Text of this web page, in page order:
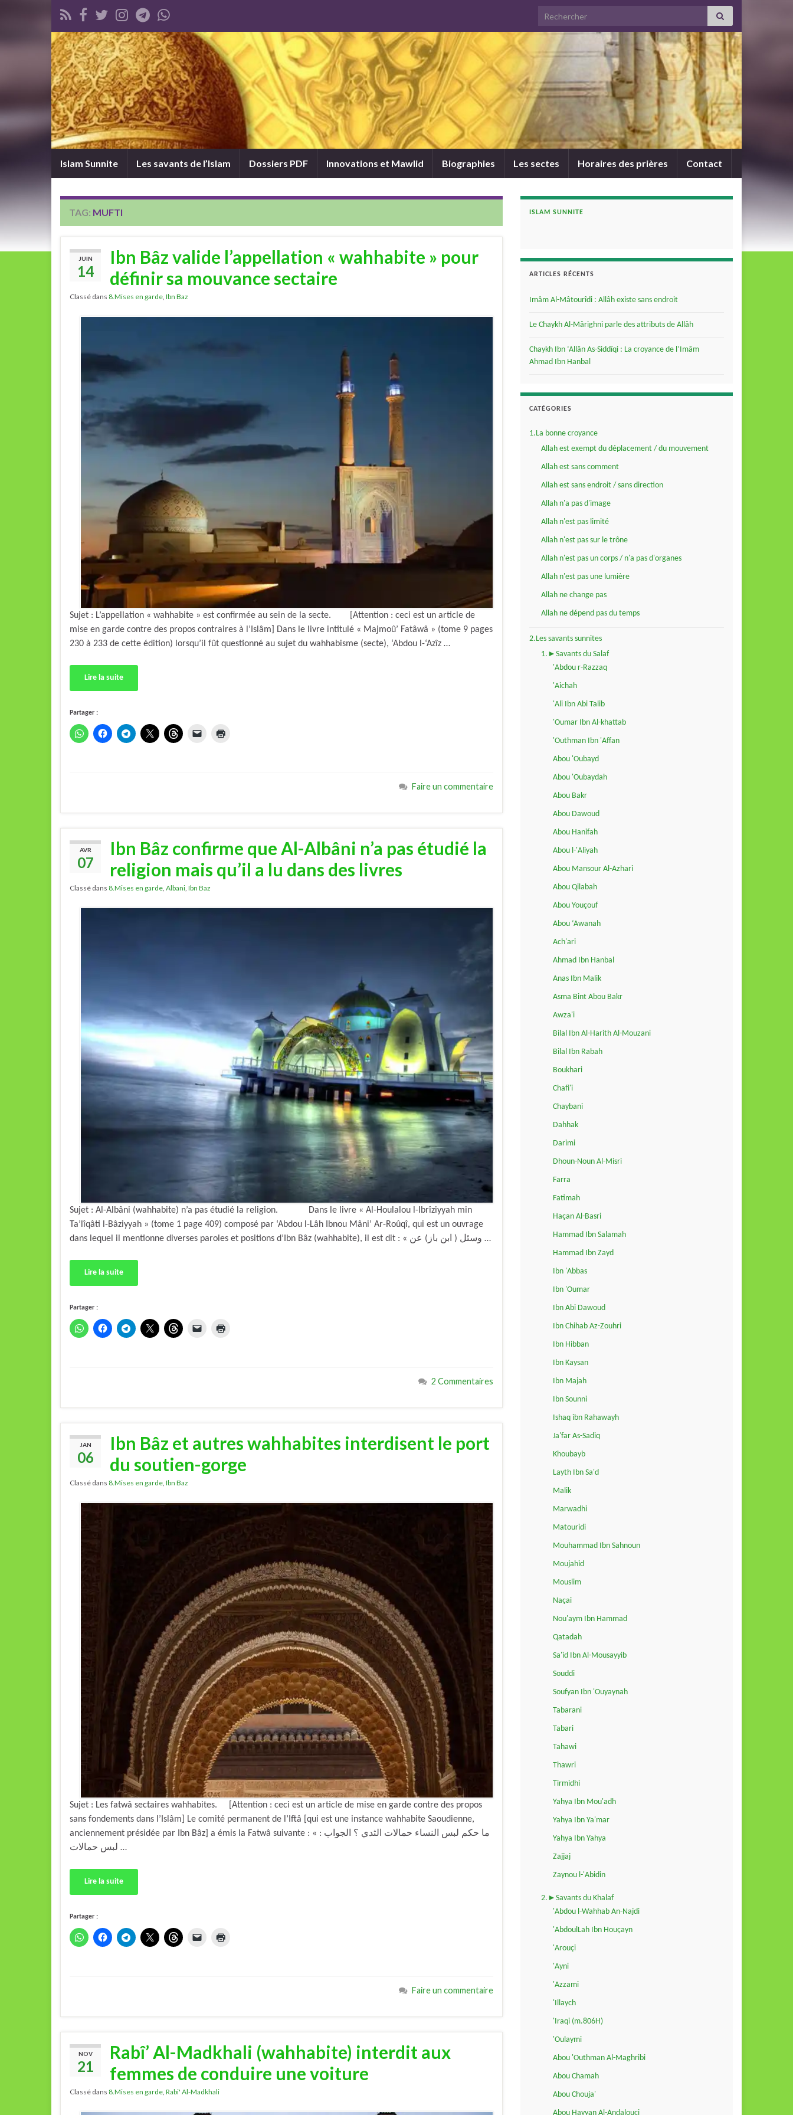
Search for:
Islam Sunnite Les savants de l’Islam Dossiers PDF Innovations et Mawlid Biographies Les sectes Horaires des prières Contact
TAG: MUFTI
JUIN
14
Ibn Bâz valide l’appellation « wahhabite » pour
définir sa mouvance sectaire
Classé dans 8.Mises en garde, Ibn Baz
Sujet : L’appellation « wahhabite » est confirmée au sein de la secte. [Attention : ceci est un article de
mise en garde contre des propos contraires à l’Islâm] Dans le livre intitulé « Majmoû’ Fatâwâ » (tome 9 pages
230 à 233 de cette édition) lorsqu’il fût questionné au sujet du wahhabisme (secte), ‘Abdou l-‘Azîz …
Lire la suite
Partager :
Faire un commentaire
AVR
07
Ibn Bâz confirme que Al-Albâni n’a pas étudié la
religion mais qu’il a lu dans des livres
Classé dans 8.Mises en garde, Albani, Ibn Baz
Sujet : Al-Albâni (wahhabite) n’a pas étudié la religion. Dans le livre « Al-Houlalou l-Ibrîziyyah min
Ta’lîqâti l-Bâziyyah » (tome 1 page 409) composé par ‘Abdou l-Lâh Ibnou Mâni’ Ar-Roûqî, qui est un ouvrage
dans lequel il mentionne diverses paroles et positions d’Ibn Bâz (wahhabite), il est dit : « وسئل ( ابن باز) عن …
Lire la suite
Partager :
2 Commentaires
JAN
06
Ibn Bâz et autres wahhabites interdisent le port
du soutien-gorge
Classé dans 8.Mises en garde, Ibn Baz
Sujet : Les fatwâ sectaires wahhabites. [Attention : ceci est un article de mise en garde contre des propos
sans fondements dans l’Islâm] Le comité permanent de l’Iftâ [qui est une instance wahhabite Saoudienne,
anciennement présidée par Ibn Bâz] a émis la Fatwâ suivante : « ما حكم لبس النساء حمالات الثدي ؟ الجواب :
لبس حمالات …
Lire la suite
Partager :
Faire un commentaire
NOV
21
Rabî’ Al-Madkhali (wahhabite) interdit aux
femmes de conduire une voiture
Classé dans 8.Mises en garde, Rabi' Al-Madkhali
ISLAM SUNNITE
ARTICLES RÉCENTS
Imâm Al-Mâtourîdi : Allâh existe sans endroit
Le Chaykh Al-Mârighni parle des attributs de Allâh
Chaykh Ibn ‘Allân As-Siddîqi : La croyance de l’Imâm
Ahmad Ibn Hanbal
CATÉGORIES
1.La bonne croyance
Allah est exempt du déplacement / du mouvement
Allah est sans comment
Allah est sans endroit / sans direction
Allah n'a pas d'image
Allah n'est pas limité
Allah n'est pas sur le trône
Allah n'est pas un corps / n'a pas d'organes
Allah n'est pas une lumière
Allah ne change pas
Allah ne dépend pas du temps
2.Les savants sunnites
1.►Savants du Salaf
'Abdou r-Razzaq
'Aichah
'Ali Ibn Abi Talib
'Oumar Ibn Al-khattab
'Outhman Ibn 'Affan
Abou 'Oubayd
Abou 'Oubaydah
Abou Bakr
Abou Dawoud
Abou Hanifah
Abou l-'Aliyah
Abou Mansour Al-Azhari
Abou Qilabah
Abou Youçouf
Abou ‘Awanah
Ach'ari
Ahmad Ibn Hanbal
Anas Ibn Malik
Asma Bint Abou Bakr
Awza'i
Bilal Ibn Al-Harith Al-Mouzani
Bilal Ibn Rabah
Boukhari
Chafi'i
Chaybani
Dahhak
Darimi
Dhoun-Noun Al-Misri
Farra
Fatimah
Haçan Al-Basri
Hammad Ibn Salamah
Hammad Ibn Zayd
Ibn 'Abbas
Ibn 'Oumar
Ibn Abi Dawoud
Ibn Chihab Az-Zouhri
Ibn Hibban
Ibn Kaysan
Ibn Majah
Ibn Sounni
Ishaq ibn Rahawayh
Ja'far As-Sadiq
Khoubayb
Layth Ibn Sa'd
Malik
Marwadhi
Matouridi
Mouhammad Ibn Sahnoun
Moujahid
Mouslim
Naçai
Nou'aym Ibn Hammad
Qatadah
Sa'id Ibn Al-Mousayyib
Souddi
Soufyan Ibn 'Ouyaynah
Tabarani
Tabari
Tahawi
Thawri
Tirmidhi
Yahya Ibn Mou'adh
Yahya Ibn Ya'mar
Yahya Ibn Yahya
Zajjaj
Zaynou l-'Abidin
2.►Savants du Khalaf
'Abdou l-Wahhab An-Najdi
'AbdoulLah Ibn Houçayn
'Arouçi
'Ayni
'Azzami
'Illaych
'Iraqi (m.806H)
'Oulaymi
Abou 'Outhman Al-Maghribi
Abou Chamah
Abou Chouja'
Abou Hayyan Al-Andalouçi